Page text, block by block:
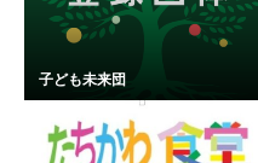
子ども未来団